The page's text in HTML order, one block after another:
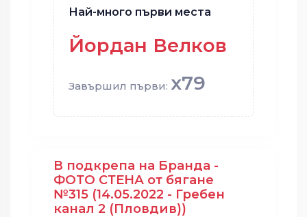
Най-много първи места
Йордан Велков
Завършил първи: x79
В подкрепа на Бранда -
ФОТО СТЕНА от бягане
№315 (14.05.2022 - Гребен
канал 2 (Пловдив))